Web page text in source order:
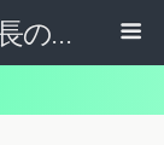
マニラと渋谷で働く社長のブログ